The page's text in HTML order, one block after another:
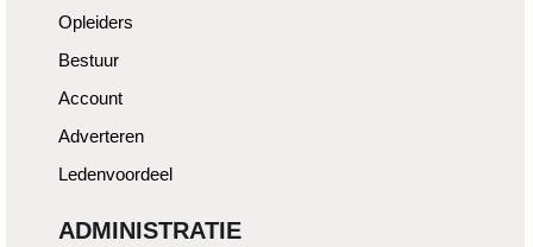
Opleiders
Bestuur
Account
Adverteren
Ledenvoordeel
ADMINISTRATIE